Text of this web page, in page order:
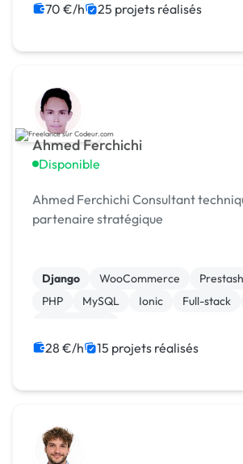
70 €/h 25 projets réalisés
Ahmed Ferchichi
Disponible
Ahmed Ferchichi Consultant technique et
partenaire stratégique
Django WooCommerce
PHP
MySQL Ionic Full-stack
28 €/h 15 projets réalisés